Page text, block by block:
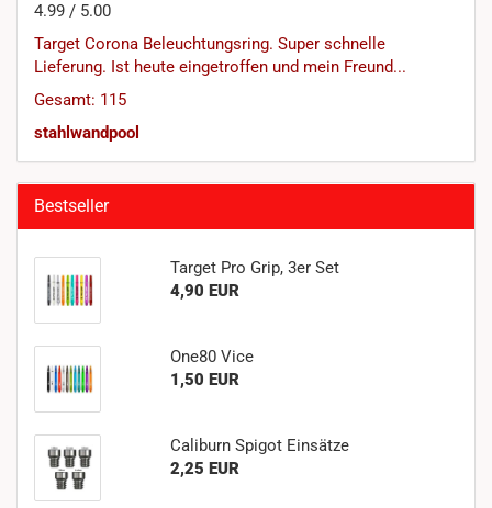
4.99 / 5.00
Target Corona Beleuchtungsring. Super schnelle
Lieferung. Ist heute eingetroffen und mein Freund...
Gesamt: 115
stahlwandpool
Bestseller
Target Pro Grip, 3er Set
4,90 EUR
One80 Vice
1,50 EUR
Caliburn Spigot Einsätze
2,25 EUR